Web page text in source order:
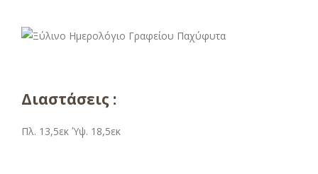
Διαστάσεις :
Πλ. 13,5εκ Ύψ. 18,5εκ